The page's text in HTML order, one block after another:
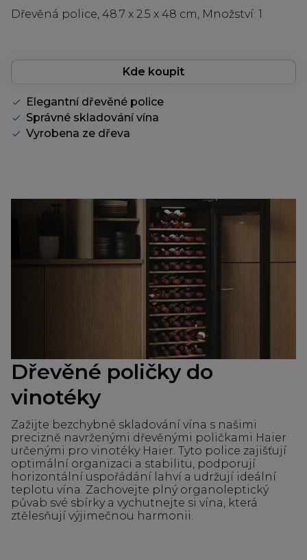
Dřevěná police, 48.7 x 2.5 x 48 cm, Množství: 1
Kde koupit
Elegantní dřevěné police
Správné skladování vína
Vyrobena ze dřeva
Dřevěné poličky do
vinotéky
Zažijte bezchybné skladování vína s našimi
precizně navrženými dřevěnými poličkami Haier
určenými pro vinotéky Haier. Tyto police zajišťují
optimální organizaci a stabilitu, podporují
horizontální uspořádání lahví a udržují ideální
teplotu vína. Zachovejte plný organoleptický
půvab své sbírky a vychutnejte si vína, která
ztělesňují výjimečnou harmonii.